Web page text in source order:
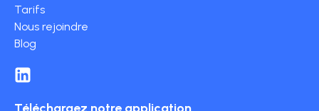
Tarifs
Nous rejoindre
Blog
Téléchargez notre application